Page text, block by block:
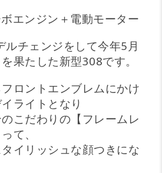
エンジン＋電動モーター
チェンジをして今年5月
果たした新型308です。
ロントエンブレムにかけ
ライトとなり
こだわりの【フレームレ
て、
イリッシュな顔つきにな